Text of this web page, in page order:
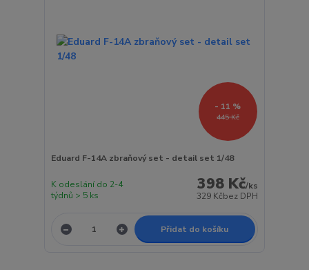
445 Kč
- 11 %
Eduard F-14A zbraňový set - detail set 1/48
398 Kč/ks
329 Kčbez DPH
K odeslání do 2-4
týdnů > 5 ks
Přidat do košíku